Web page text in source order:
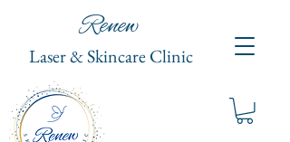
Renew
Laser & Skincare Clinic